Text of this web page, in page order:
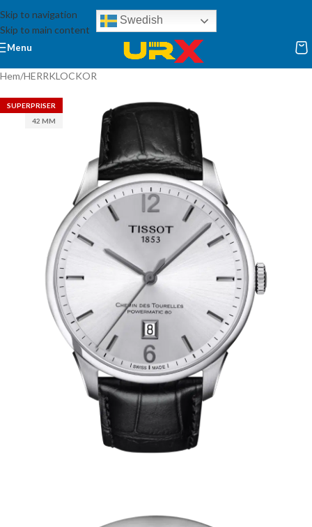
Skip to navigation
Skip to main content
Swedish
Menu
Hem/HERRKLOCKOR
SUPERPRISER
42 MM